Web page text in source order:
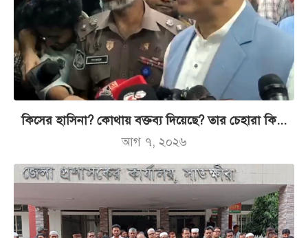
কিসের হাসিনা? কোথায় বক্তব্য দিয়েছে? তার চেহারা কি...
আগ ৭, ২০২৬